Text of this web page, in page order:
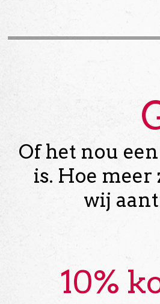
Of het nou
is. Hoe
wij
10%